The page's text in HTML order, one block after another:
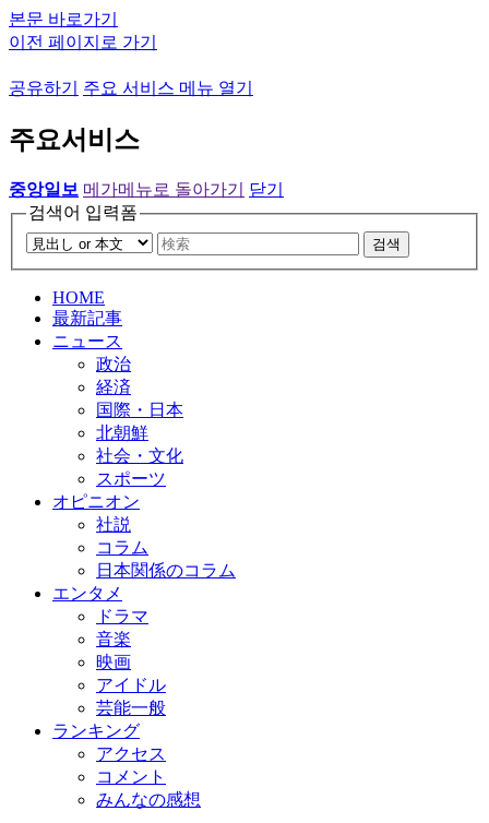
본문 바로가기
이전 페이지로 가기
공유하기 주요 서비스 메뉴 열기
주요서비스
중앙일보 메가메뉴로 돌아가기
닫기
검색어 입력폼
검색
HOME
最新記事
ニュース
政治
経済
国際・日本
北朝鮮
社会・文化
スポーツ
オピニオン
社説
コラム
日本関係のコラム
エンタメ
ドラマ
音楽
映画
アイドル
芸能一般
ランキング
アクセス
コメント
みんなの感想